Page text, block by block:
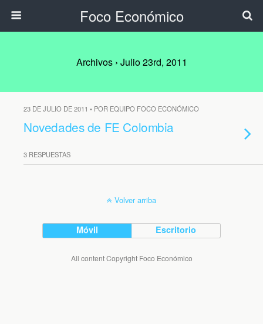
Foco Económico
Archivos › Julio 23rd, 2011
23 DE JULIO DE 2011 • POR EQUIPO FOCO ECONÓMICO
Novedades de FE Colombia
3 RESPUESTAS
Volver arriba
Móvil Escritorio
All content Copyright Foco Económico